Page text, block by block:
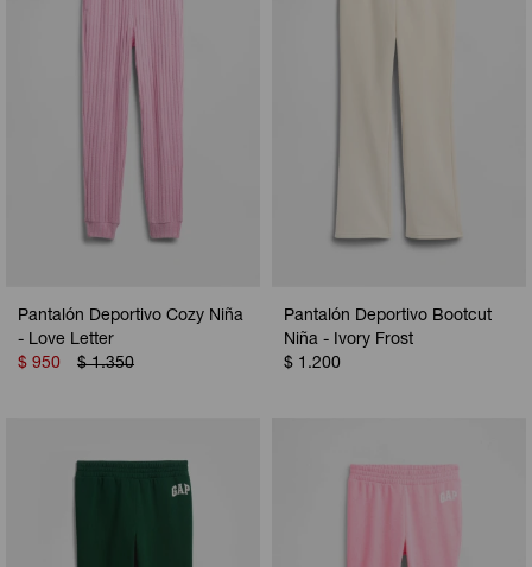
Pantalón Deportivo Cozy Niña
- Love Letter
$ 950 $ 1.350
Pantalón Deportivo Bootcut
Niña - Ivory Frost
$ 1.200